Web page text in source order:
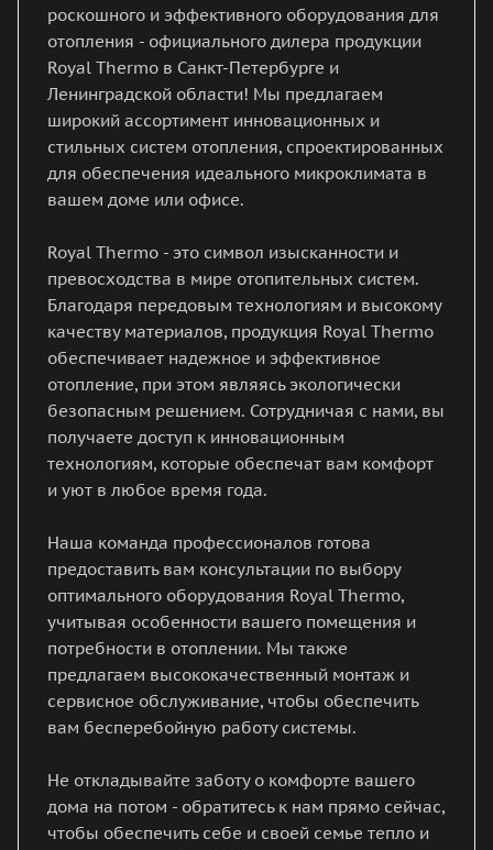
роскошного и эффективного оборудования для
отопления - официального дилера продукции
Royal Thermo в Санкт-Петербурге и
Ленинградской области! Мы предлагаем
широкий ассортимент инновационных и
стильных систем отопления, спроектированных
для обеспечения идеального микроклимата в
вашем доме или офисе.
Royal Thermo - это символ изысканности и
превосходства в мире отопительных систем.
Благодаря передовым технологиям и высокому
качеству материалов, продукция Royal Thermo
обеспечивает надежное и эффективное
отопление, при этом являясь экологически
безопасным решением. Сотрудничая с нами, вы
получаете доступ к инновационным
технологиям, которые обеспечат вам комфорт
и уют в любое время года.
Наша команда профессионалов готова
предоставить вам консультации по выбору
оптимального оборудования Royal Thermo,
учитывая особенности вашего помещения и
потребности в отоплении. Мы также
предлагаем высококачественный монтаж и
сервисное обслуживание, чтобы обеспечить
вам бесперебойную работу системы.
Не откладывайте заботу о комфорте вашего
дома на потом - обратитесь к нам прямо сейчас,
чтобы обеспечить себе и своей семье тепло и